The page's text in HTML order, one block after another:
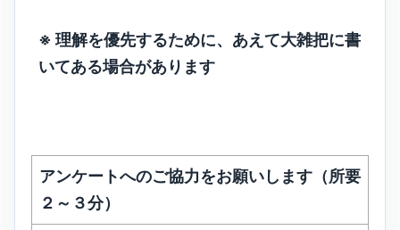
※ 理解を優先するために、あえて大雑把に書
いてある場合があります
アンケートへのご協力をお願いします（所要
２～３分）